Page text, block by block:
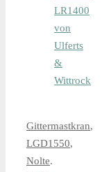
LR1400
von
Ulferts
&
Wittrock
Gittermastkran,
LGD1550,
Nolte.